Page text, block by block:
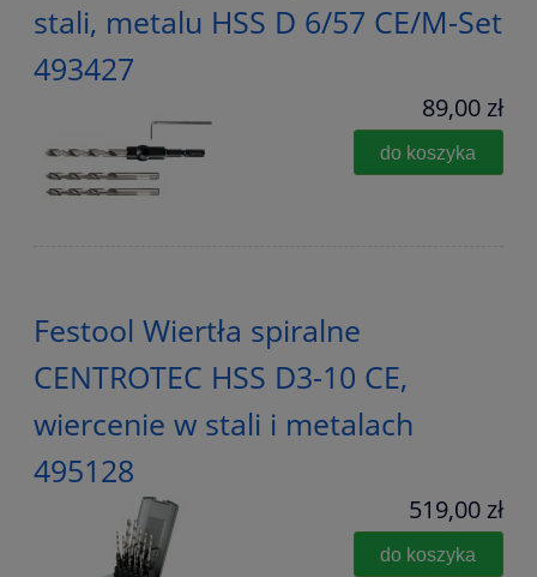
stali, metalu HSS D 6/57 CE/M-Set
493427
89,00 zł
do koszyka
Festool Wiertła spiralne
CENTROTEC HSS D3-10 CE,
wiercenie w stali i metalach
495128
519,00 zł
do koszyka